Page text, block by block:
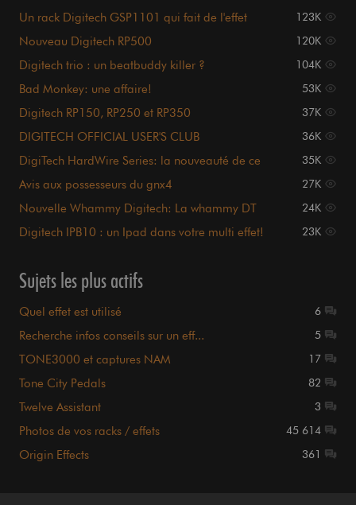
Un rack Digitech GSP1101 qui fait de l'effet 123K
Nouveau Digitech RP500 120K
Digitech trio : un beatbuddy killer ? 104K
Bad Monkey: une affaire! 53K
Digitech RP150, RP250 et RP350 37K
DIGITECH OFFICIAL USER'S CLUB 36K
DigiTech HardWire Series: la nouveauté de ce
35K
Avis aux possesseurs du gnx4 27K
Nouvelle Whammy Digitech: La whammy DT 24K
Digitech IPB10 : un Ipad dans votre multi effet! 23K
Sujets les plus actifs
Quel effet est utilisé 6
Recherche infos conseils sur un eff... 5
TONE3000 et captures NAM 17
Tone City Pedals 82
Twelve Assistant 3
Photos de vos racks / effets 45 614
Origin Effects 361